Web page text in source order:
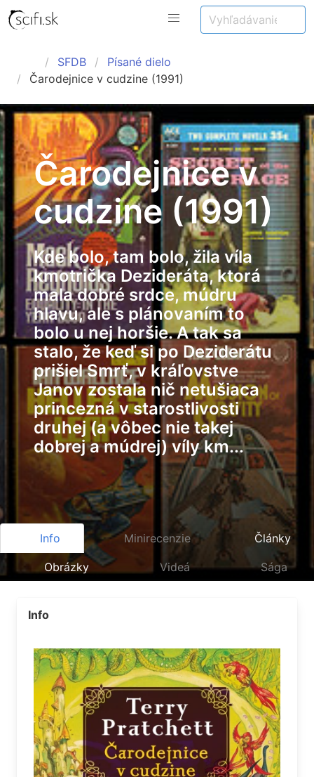
SFDB
Písané dielo
Čarodejnice v cudzine (1991)
Čarodejnice v
cudzine (1991)
Kde bolo, tam bolo, žila víla
kmotrička Dezideráta, ktorá
mala dobré srdce, múdru
hlavu, ale s plánovaním to
bolo u nej horšie. A tak sa
stalo, že keď si po Deziderátu
prišiel Smrť, v kráľovstve
Janov zostala nič netušiaca
princezná v starostlivosti
druhej (a vôbec nie takej
dobrej a múdrej) víly km...
Info Minirecenzie Články
Obrázky Videá Sága
Info